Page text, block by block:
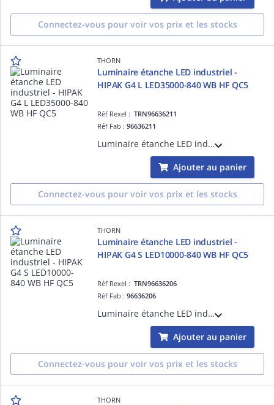
Connectez-vous pour voir vos prix et les stocks
THORN
Luminaire étanche LED industriel -
HIPAK G4 L LED35000-840 WB HF QC5
Réf Rexel :TRN96636211
Réf Fab :96636211
Luminaire étanche LED industriel - HIPAK G4 L LED35000-840 WB HF QC5 - Alimentation pour luminaires LED ¿ 35000 lm ¿ 202.6W ¿ 30° ¿ 4000K ¿ IP65
Ajouter au panier
Connectez-vous pour voir vos prix et les stocks
THORN
Luminaire étanche LED industriel -
HIPAK G4 S LED10000-840 WB HF QC5
Réf Rexel :TRN96636206
Réf Fab :96636206
Luminaire étanche LED industriel - HIPAK G4 S LED10000-840 WB HF QC5 - Alimentation pour luminaires LED ¿ 10000 lm ¿ 56.8W ¿ 30° ¿ 4000K ¿ IP65
Ajouter au panier
Connectez-vous pour voir vos prix et les stocks
THORN